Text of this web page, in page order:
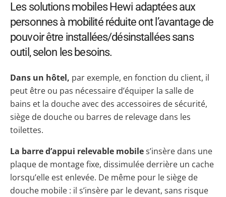
Les solutions mobiles Hewi adaptées aux
personnes à mobilité réduite ont l’avantage de
pouvoir être installées/désinstallées sans
outil, selon les besoins.
Dans un hôtel, par exemple, en fonction du client, il
peut être ou pas nécessaire d’équiper la salle de
bains et la douche avec des accessoires de sécurité,
siège de douche ou barres de relevage dans les
toilettes.
La barre d’appui relevable mobiles’insère dans une
plaque de montage fixe, dissimulée derrière un cache
lorsqu’elle est enlevée. De même pour le siège de
douche mobile : il s’insère par le devant, sans risque